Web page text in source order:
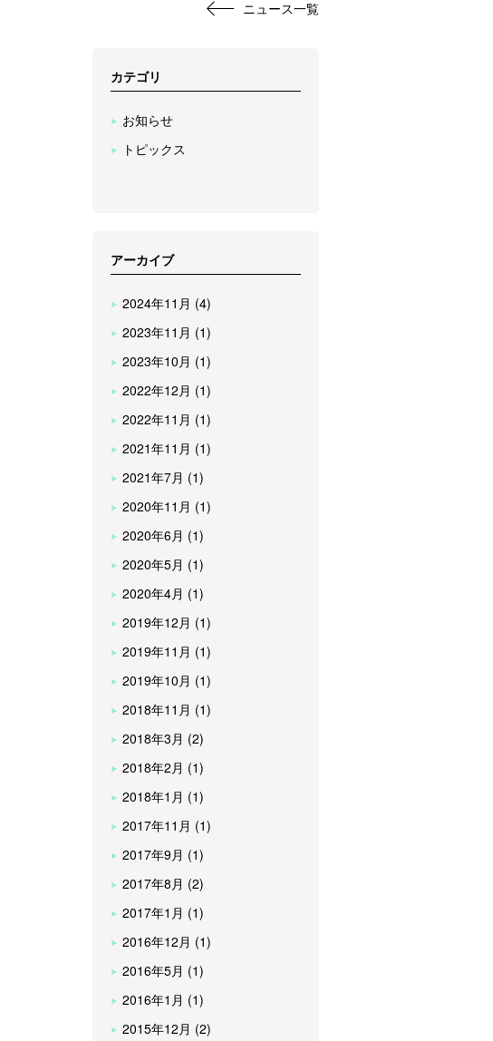
カテゴリ
お知らせ
トピックス
アーカイブ
2024年11月 (4)
2023年11月 (1)
2023年10月 (1)
2022年12月 (1)
2022年11月 (1)
2021年11月 (1)
2021年7月 (1)
2020年11月 (1)
2020年6月 (1)
2020年5月 (1)
2020年4月 (1)
2019年12月 (1)
2019年11月 (1)
2019年10月 (1)
2018年11月 (1)
2018年3月 (2)
2018年2月 (1)
2018年1月 (1)
2017年11月 (1)
2017年9月 (1)
2017年8月 (2)
2017年1月 (1)
2016年12月 (1)
2016年5月 (1)
2016年1月 (1)
2015年12月 (2)
ニュース一覧